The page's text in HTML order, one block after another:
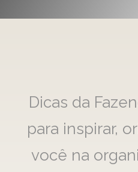
Dicas da
para inspirar,
você na